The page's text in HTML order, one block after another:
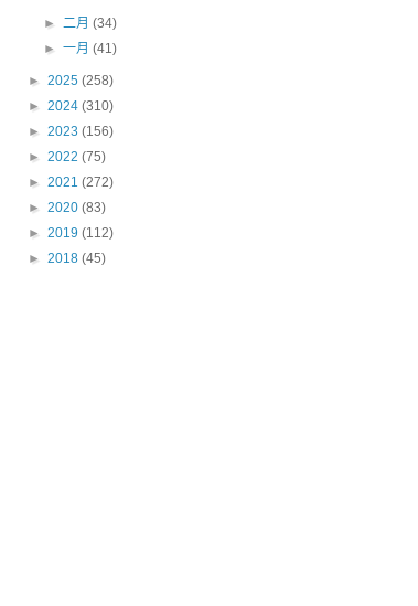
►二月(34)
►一月(41)
► 2025 (258)
► 2024 (310)
► 2023 (156)
► 2022 (75)
► 2021 (272)
► 2020 (83)
► 2019 (112)
► 2018 (45)